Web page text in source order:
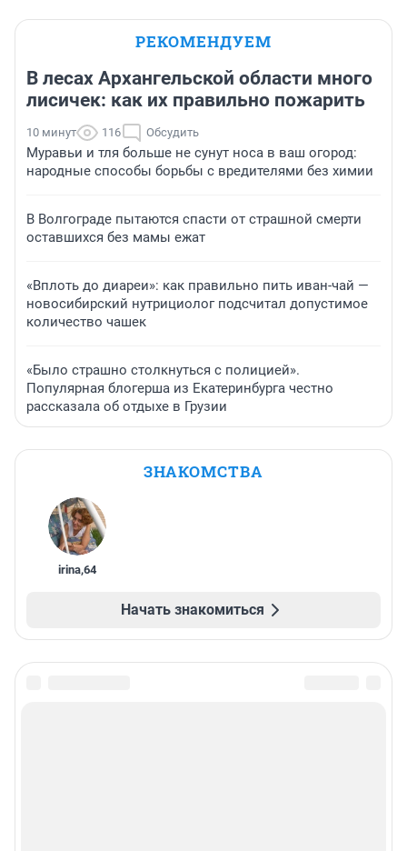
РЕКОМЕНДУЕМ
В лесах Архангельской области много
лисичек: как их правильно пожарить
10 минут 116 Обсудить
Муравьи и тля больше не сунут носа в ваш огород:
народные способы борьбы с вредителями без химии
В Волгограде пытаются спасти от страшной смерти
оставшихся без мамы ежат
«Вплоть до диареи»: как правильно пить иван-чай —
новосибирский нутрициолог подсчитал допустимое
количество чашек
«Было страшно столкнуться с полицией».
Популярная блогерша из Екатеринбурга честно
рассказала об отдыхе в Грузии
ЗНАКОМСТВА
irina,64
Начать знакомиться